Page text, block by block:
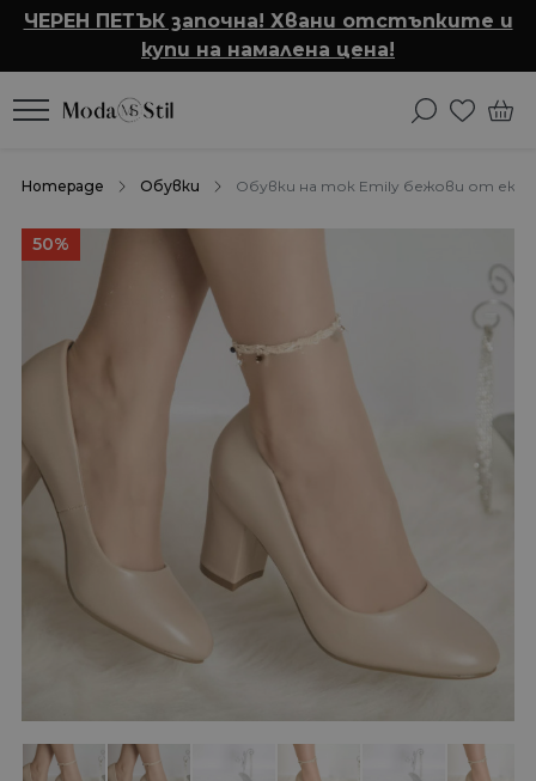
ЧЕРЕН ПЕТЪК започна! Хвани отстъпките и
купи на намалена цена!
Homepage Обувки Обувки на ток Emily бежови от еко
50%